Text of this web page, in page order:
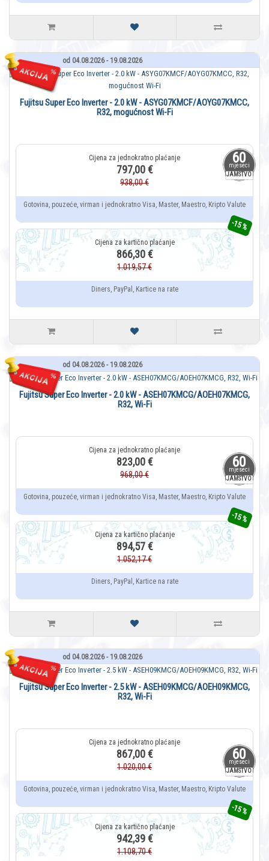
od 04.08.2026 - 19.08.2026
60
mjeseci
JAMSTVO
Fujitsu Super Eco Inverter - 2.0 kW - ASYG07KMCF/AOYG07KMCC,
R32, mogućnost Wi-Fi
797,00 €
938,00 €
Gotovina, pouzeće, virman i jednokratno Visa, Master, Maestro, Kripto Valute
-15 %
866,30 €
1.019,57 €
Diners, PayPal, Kartice na rate
od 04.08.2026 - 19.08.2026
60
mjeseci
JAMSTVO
Fujitsu Super Eco Inverter - 2.0 kW - ASEH07KMCG/AOEH07KMCG,
R32, Wi-Fi
823,00 €
968,00 €
Gotovina, pouzeće, virman i jednokratno Visa, Master, Maestro, Kripto Valute
-15 %
894,57 €
1.052,17 €
Diners, PayPal, Kartice na rate
od 04.08.2026 - 19.08.2026
60
mjeseci
JAMSTVO
Fujitsu Super Eco Inverter - 2.5 kW - ASEH09KMCG/AOEH09KMCG,
R32, Wi-Fi
867,00 €
1.020,00 €
Gotovina, pouzeće, virman i jednokratno Visa, Master, Maestro, Kripto Valute
-15 %
942,39 €
1.108,70 €